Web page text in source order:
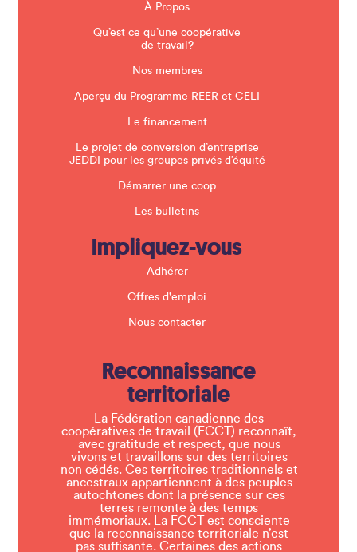
À Propos
Qu’est ce qu’une coopérative
de travail?
Nos membres
Aperçu du Programme REER et CELI
Le financement
Le projet de conversion d’entreprise
JEDDI pour les groupes privés d’équité
Démarrer une coop
Les bulletins
Impliquez-vous
Adhérer
Offres d'emploi
Nous contacter
Reconnaissance
territoriale
La Fédération canadienne des
coopératives de travail (FCCT) reconnaît,
avec gratitude et respect, que nous
vivons et travaillons sur des territoires
non cédés. Ces territoires traditionnels et
ancestraux appartiennent à des peuples
autochtones dont la présence sur ces
terres remonte à des temps
immémoriaux. La FCCT est consciente
que la reconnaissance territoriale n’est
pas suffisante. Certaines des actions